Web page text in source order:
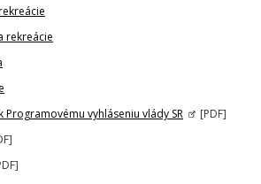
rekreácie
Programovému vyhláseniu vlády SR
[PDF]